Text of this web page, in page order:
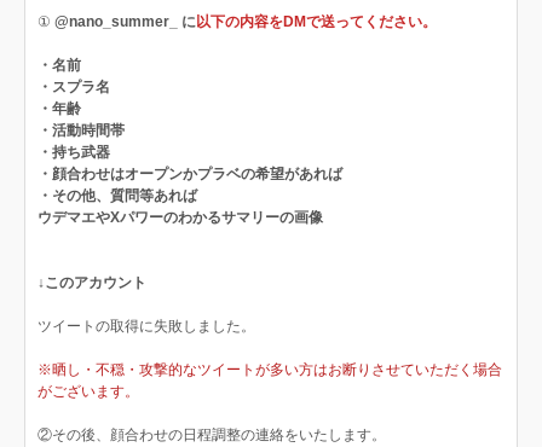
① @nano_summer_ に以下の内容をDMで送ってください。
・名前
・スプラ名
・年齢
・活動時間帯
・持ち武器
・顔合わせはオープンかプラベの希望があれば
・その他、質問等あれば
ウデマエやXパワーのわかるサマリーの画像
↓このアカウント
ツイートの取得に失敗しました。
※晒し・不穏・攻撃的なツイートが多い方はお断りさせていただく場合
がございます。
②その後、顔合わせの日程調整の連絡をいたします。